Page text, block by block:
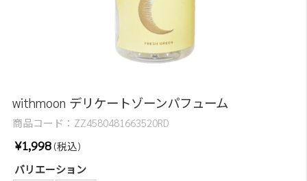
withmoon デリケートゾーンパフューム
商品コード： ZZ4580481663520RD
¥1,998 (税込)
バリエーション